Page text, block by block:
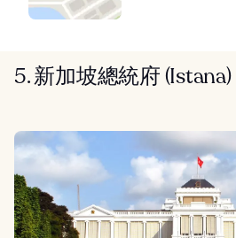
5. 新加坡總統府 (Istana)